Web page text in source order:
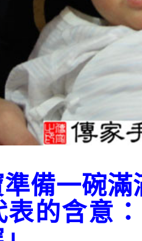
備一碗滿
表的含意